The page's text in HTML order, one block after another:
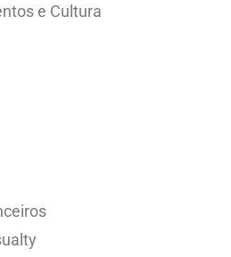
e Cultura